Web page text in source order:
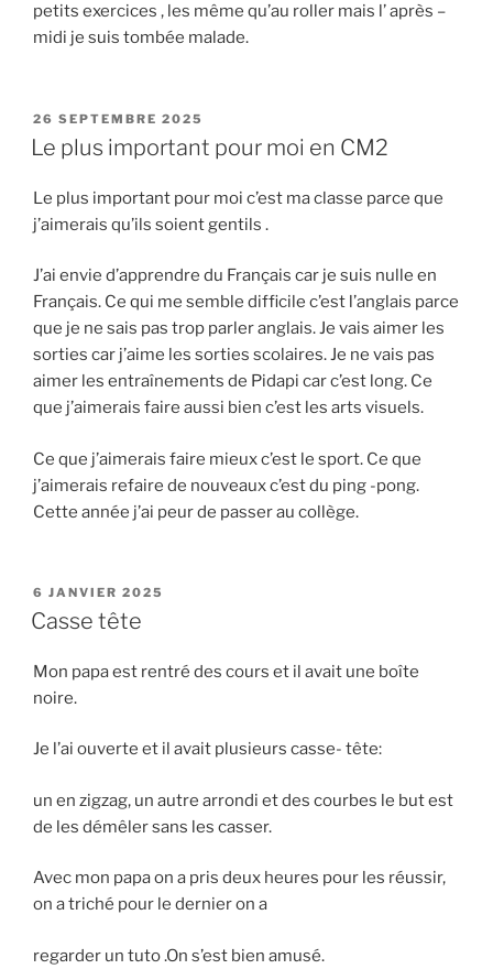
petits exercices , les même qu’au roller mais l’ après –
midi je suis tombée malade.
PUBLIÉ
LE
26 SEPTEMBRE 2025
Le plus important pour moi en CM2
Le plus important pour moi c’est ma classe parce que
j’aimerais qu’ils soient gentils .
J’ai envie d’apprendre du Français car je suis nulle en
Français. Ce qui me semble difficile c’est l’anglais parce
que je ne sais pas trop parler anglais. Je vais aimer les
sorties car j’aime les sorties scolaires. Je ne vais pas
aimer les entraînements de Pidapi car c’est long. Ce
que j’aimerais faire aussi bien c’est les arts visuels.
Ce que j’aimerais faire mieux c’est le sport. Ce que
j’aimerais refaire de nouveaux c’est du ping -pong.
Cette année j’ai peur de passer au collège.
PUBLIÉ
LE
6 JANVIER 2025
Casse tête
Mon papa est rentré des cours et il avait une boîte
noire.
Je l’ai ouverte et il avait plusieurs casse- tête:
un en zigzag, un autre arrondi et des courbes le but est
de les démêler sans les casser.
Avec mon papa on a pris deux heures pour les réussir,
on a triché pour le dernier on a
regarder un tuto .On s’est bien amusé.